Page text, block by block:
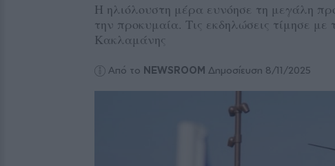
Η ηλιόλουστη μέρα ευνόησε τη μεγάλη
την προκυμαία. Τις εκδηλώσεις τίμησε
Κακλαμάνης
Από το NEWSROOM Δημοσίευση 8/11/2025